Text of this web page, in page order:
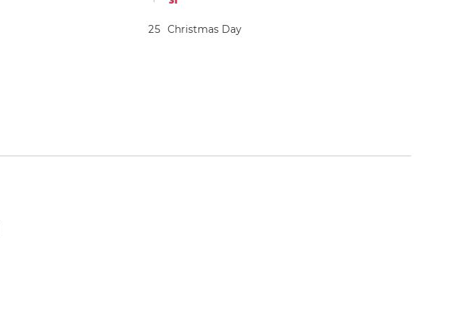
25 Christmas Day